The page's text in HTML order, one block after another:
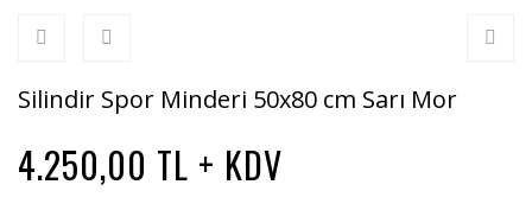
Silindir Spor Minderi 50x80 cm Sarı Mor
4.250,00 TL + KDV